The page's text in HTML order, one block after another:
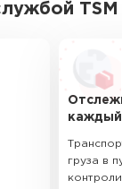
TSM
каждый
груза в